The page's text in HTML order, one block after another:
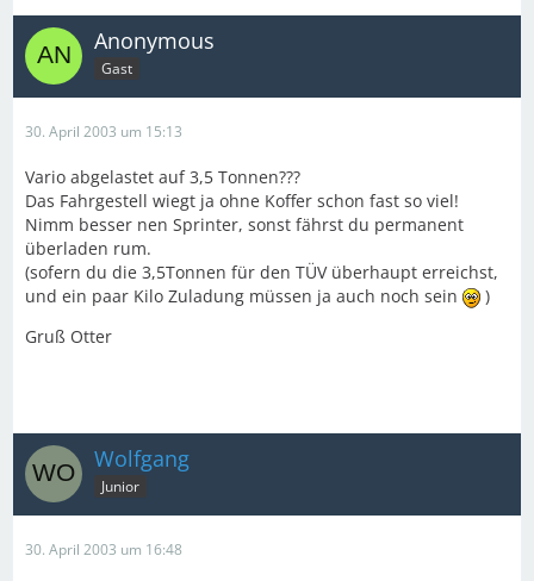
Anonymous
Gast
30. April 2003 um 15:13
Vario abgelastet auf 3,5 Tonnen???
Das Fahrgestell wiegt ja ohne Koffer schon fast so viel!
Nimm besser nen Sprinter, sonst fährst du permanent
überladen rum.
(sofern du die 3,5Tonnen für den TÜV überhaupt erreichst,
und ein paar Kilo Zuladung müssen ja auch noch sein
)
Gruß Otter
Wolfgang
Junior
30. April 2003 um 16:48